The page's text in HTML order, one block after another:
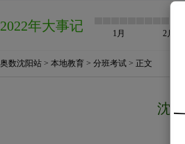
2022年大事记 1月 2月
奥数沈阳站 > 本地教育 > 分班考试 > 正文
沈